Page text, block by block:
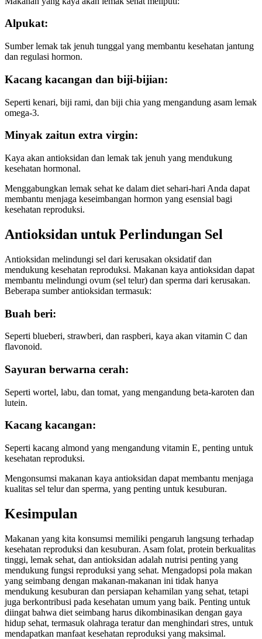
Alpukat:
Sumber lemak tak jenuh tunggal yang membantu kesehatan jantung
dan regulasi hormon.
Kacang kacangan dan biji-bijian:
Seperti kenari, biji rami, dan biji chia yang mengandung asam lemak
omega-3.
Minyak zaitun extra virgin:
Kaya akan antioksidan dan lemak tak jenuh yang mendukung
kesehatan hormonal.
Menggabungkan lemak sehat ke dalam diet sehari-hari Anda dapat
membantu menjaga keseimbangan hormon yang esensial bagi
kesehatan reproduksi.
Antioksidan untuk Perlindungan Sel
Antioksidan melindungi sel dari kerusakan oksidatif dan
mendukung kesehatan reproduksi. Makanan kaya antioksidan dapat
membantu melindungi ovum (sel telur) dan sperma dari kerusakan.
Beberapa sumber antioksidan termasuk:
Buah beri:
Seperti blueberi, strawberi, dan raspberi, kaya akan vitamin C dan
flavonoid.
Sayuran berwarna cerah:
Seperti wortel, labu, dan tomat, yang mengandung beta-karoten dan
lutein.
Kacang kacangan:
Seperti kacang almond yang mengandung vitamin E, penting untuk
kesehatan reproduksi.
Mengonsumsi makanan kaya antioksidan dapat membantu menjaga
kualitas sel telur dan sperma, yang penting untuk kesuburan.
Kesimpulan
Makanan yang kita konsumsi memiliki pengaruh langsung terhadap
kesehatan reproduksi dan kesuburan. Asam folat, protein berkualitas
tinggi, lemak sehat, dan antioksidan adalah nutrisi penting yang
mendukung fungsi reproduksi yang sehat. Mengadopsi pola makan
yang seimbang dengan makanan-makanan ini tidak hanya
mendukung kesuburan dan persiapan kehamilan yang sehat, tetapi
juga berkontribusi pada kesehatan umum yang baik. Penting untuk
diingat bahwa diet seimbang harus dikombinasikan dengan gaya
hidup sehat, termasuk olahraga teratur dan menghindari stres, untuk
mendapatkan manfaat kesehatan reproduksi yang maksimal.